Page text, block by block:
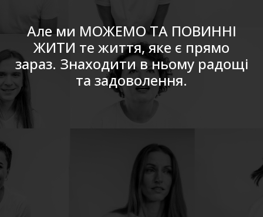
Але ми МОЖЕМО ТА ПОВИННІ
ЖИТИ те життя, яке є прямо
зараз. Знаходити в ньому радощі
та задоволення.